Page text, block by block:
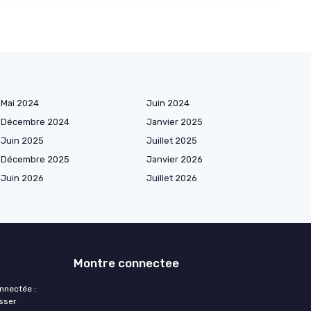
Mai 2024
Juin 2024
Décembre 2024
Janvier 2025
Juin 2025
Juillet 2025
Décembre 2025
Janvier 2026
Juin 2026
Juillet 2026
:
Montre connectee